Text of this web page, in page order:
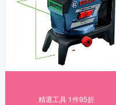
精選工具 1件95折